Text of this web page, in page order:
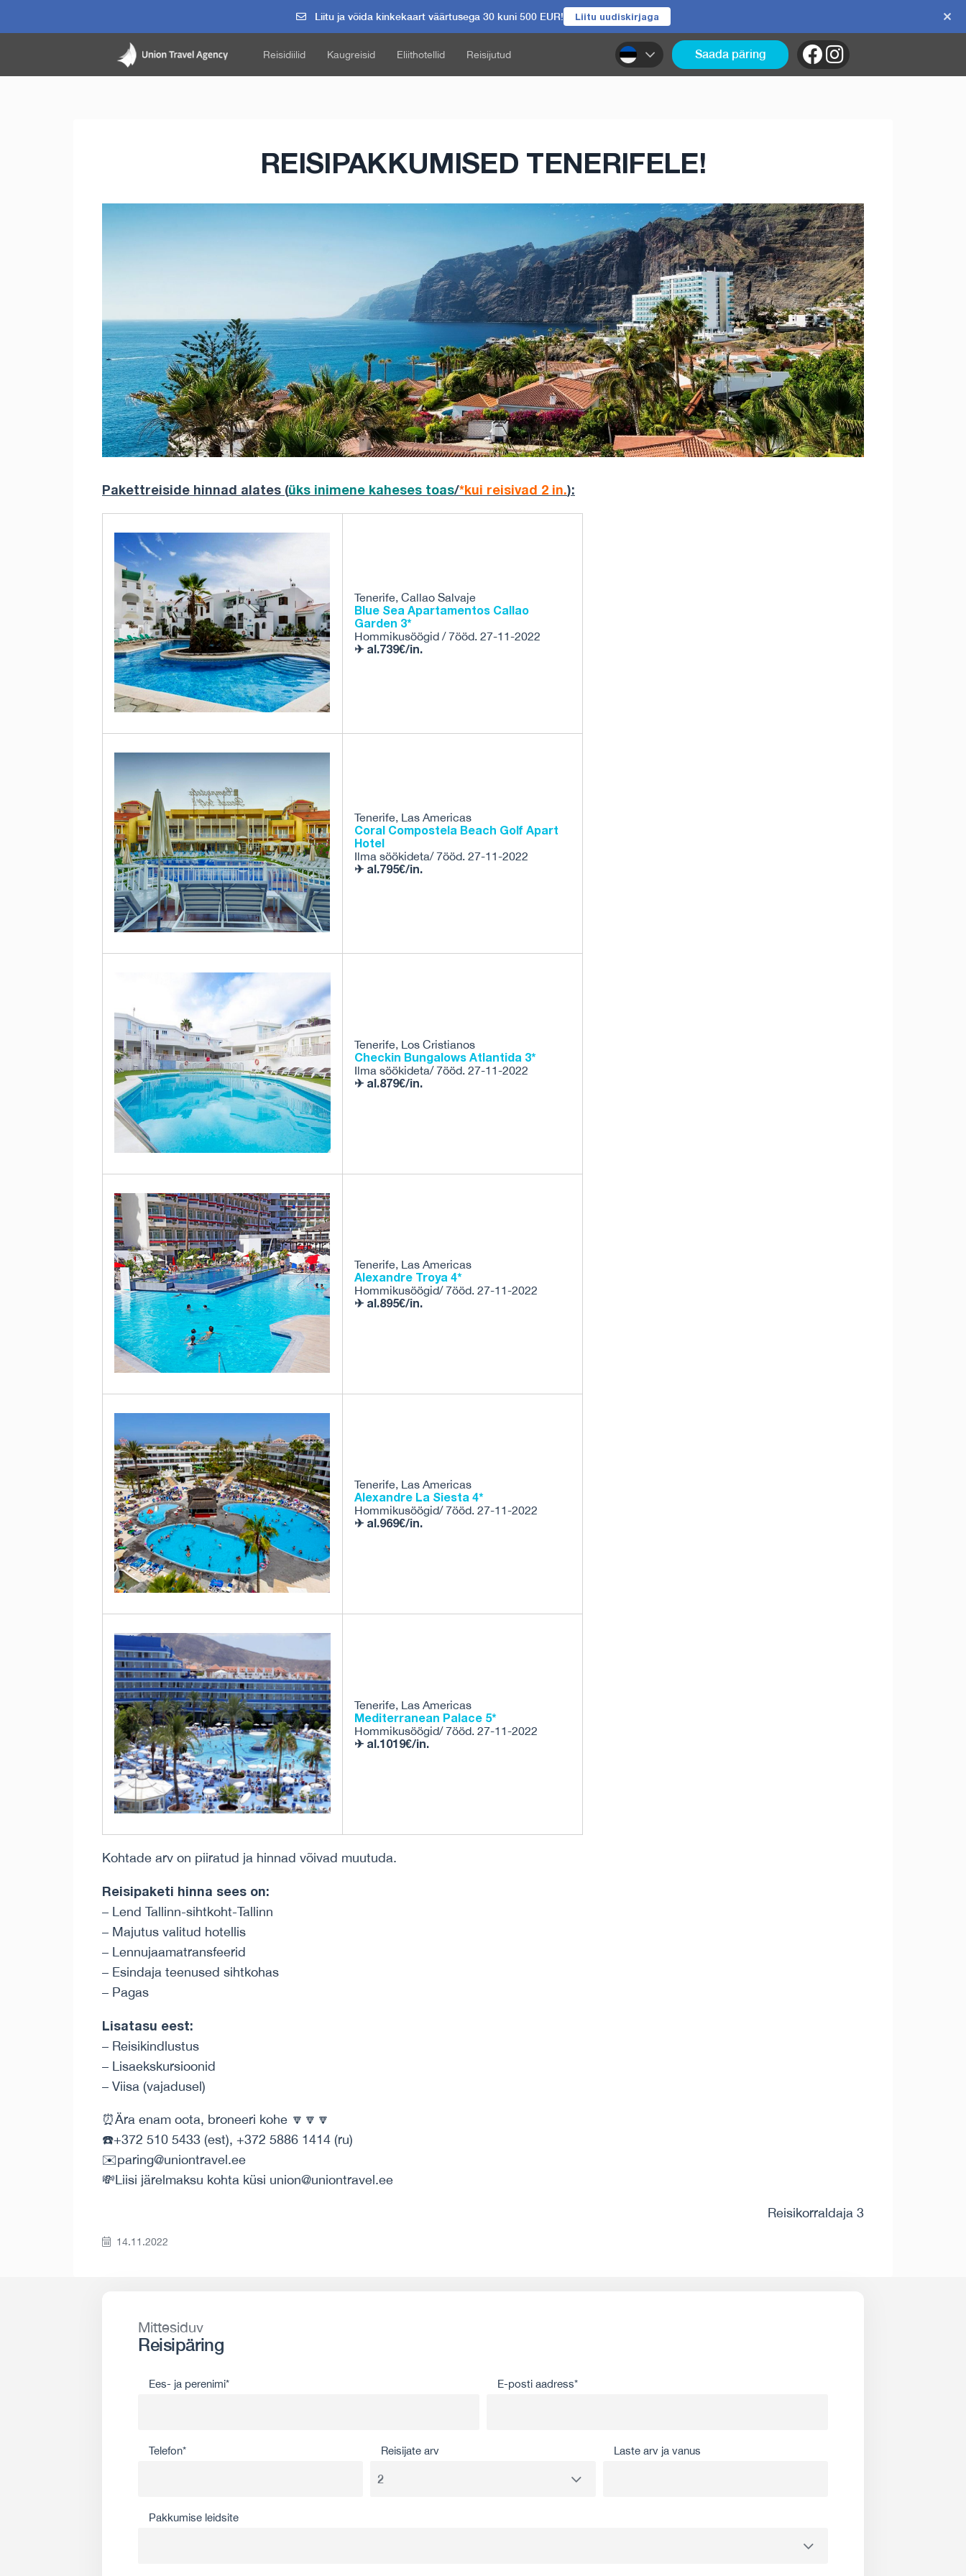
Liitu ja võida kinkekaart väärtusega 30 kuni 500 EUR! Liitu uudiskirjaga
Reisidiilid Kaugreisid Eliithotellid Reisijutud Saada päring
REISIPAKKUMISED TENERIFELE!
Pakettreiside hinnad alates (üks inimene kaheses toas/*kui reisivad 2 in.):
Tenerife, Callao Salvaje
Blue Sea Apartamentos Callao
Garden 3*
Hommikusöögid / 7ööd. 27-11-2022
✈ al.739€/in.
Tenerife, Las Americas
Coral Compostela Beach Golf Apart
Hotel
Ilma söökideta/ 7ööd. 27-11-2022
✈ al.795€/in.
Tenerife, Los Cristianos
Checkin Bungalows Atlantida 3*
Ilma söökideta/ 7ööd. 27-11-2022
✈ al.879€/in.
Tenerife, Las Americas
Alexandre Troya 4*
Hommikusöögid/ 7ööd. 27-11-2022
✈ al.895€/in.
Tenerife, Las Americas
Alexandre La Siesta 4*
Hommikusöögid/ 7ööd. 27-11-2022
✈ al.969€/in.
Tenerife, Las Americas
Mediterranean Palace 5*
Hommikusöögid/ 7ööd. 27-11-2022
✈ al.1019€/in.
Kohtade arv on piiratud ja hinnad võivad muutuda.
Reisipaketi hinna sees on:
– Lend Tallinn-sihtkoht-Tallinn
– Majutus valitud hotellis
– Lennujaamatransfeerid
– Esindaja teenused sihtkohas
– Pagas
Lisatasu eest:
– Reisikindlustus
– Lisaekskursioonid
– Viisa (vajadusel)
⏰Ära enam oota, broneeri kohe 🔽🔽🔽
☎️+372 510 5433 (est), +372 5886 1414 (ru)
✉️paring@uniontravel.ee
💸Liisi järelmaksu kohta küsi union@uniontravel.ee
Reisikorraldaja 3
14.11.2022
Mittesiduv
Reisipäring
Ees- ja perenimi* E-posti aadress*
Telefon* Reisijate arv Laste arv ja vanus
Pakkumise leidsite